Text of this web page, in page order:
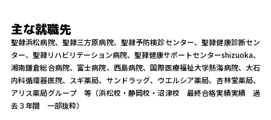
主な就職先
聖隷浜松病院、聖隷三方原病院、聖隷予防検診センター、聖隷健康診断セン
ター、聖隷リハビリテーション病院、聖隷健康サポートセンターshizuoka、
湘南鎌倉総合病院、富士病院、西島病院、国際医療福祉大学熱海病院、大石
内科循環器医院、スギ薬局、サンドラッグ、ウエルシア薬局、杏林堂薬局、
アリス薬局グループ 等（浜松校・静岡校・沼津校 最終合格実績実績 過
去３年間 一部抜粋）